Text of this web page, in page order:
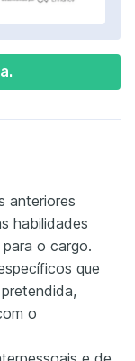
anteriores
habilidades
o cargo.
que
o